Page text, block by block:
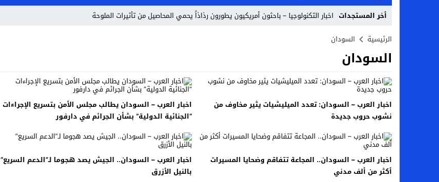
أخر المستجدات اخبار التكنولوجيا – باحثون أمريكيون يطورون رذاذاً يحمي المحاصيل من تأثيرات الملوحة
أخبار الفن – ب الفن – إسعاد يونس: عادل إمام رفض دور البطولة في بكيزة وزغلول
مال و اعمال – تراجع السندات الخليجية والمصرية بعد حادثة دمياط
اخبار العرب – الكويت: وفاة عامل نتيجة عدوان إيراني استهدف شركة صينية
عالم الجريمة – بالصور: إسبانيا تلغي حالة الطوارئ الوطنية
اخبار الرياضة – اليويفا يعقد اجتماعا طارئا لبحث خطة الفيفا لبيع حصة في كيان تجاري جديد
عالم الجريمة – ب الأمن والقضاء – في الصورة: إحباط عمليتين لتهريب مادة الكبتاجون إلى الخليج
عالم الجريمة – قُتل أربعة مهاجرين غير شرعيين أثناء محاولتهم عبور القناة الإنجليزية باتجاه بريطانيا
الرئيسية السودان
السودان
اخبار العرب – السودان: تعدد الميليشيات يثير مخاوف من
نشوب حروب جديدة
اخبار العرب – السودان يطالب مجلس الأمن بتسريع الإجراءات
“الجنائية الدولية” بشأن الجرائم في دارفور
اخبار العرب – السودان.. المجاعة تتفاقم وضحايا المسيرات
أكثر من ألف مدني
اخبار العرب – السودان.. الجيش يصد هجوما لـ”الدعم السريع”
بالنيل الأزرق